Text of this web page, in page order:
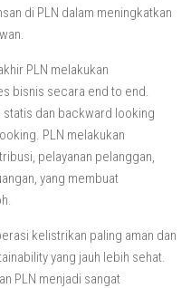
di PLN dalam meningkatkan
PLN melakukan
bisnis secara end to end.
dan backward looking
PLN melakukan
pelayanan pelanggan,
yang membuat
kelistrikan paling aman dan
yang jauh lebih sehat.
PLN menjadi sangat